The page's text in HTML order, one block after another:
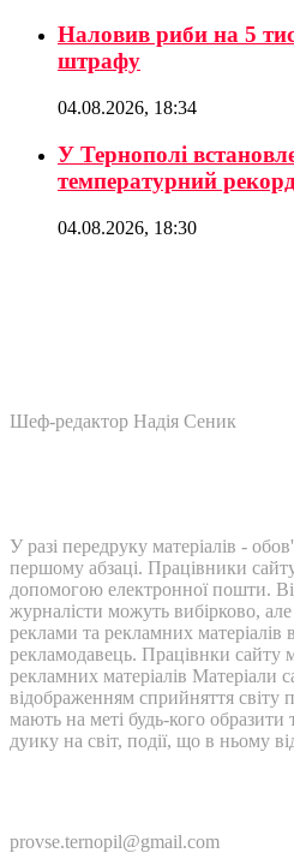
Наловив риби на 5
штрафу
04.08.2026, 18:34
У Тернополі
температурний рекорд
04.08.2026, 18:30
Шеф-редактор Надія Сеник
У разі передруку матеріалів -
першому абзаці. Працівники
допомогою електронної пошти.
журналісти можуть вибірково,
реклами та рекламних матеріалів
рекламодавець. Працівнки сайту
рекламних матеріалів Матеріали
відображенням сприйняття світу
мають на меті будь-кого
дуику на світ, події, що в ньому
provse.ternopil@gmail.com